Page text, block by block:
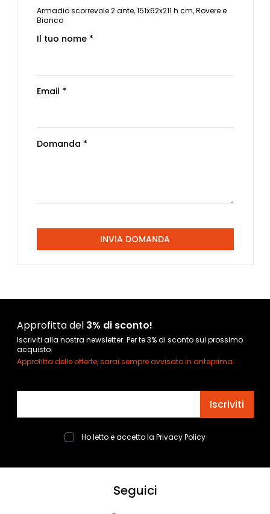
Armadio scorrevole 2 ante, 151x62x211 h cm, Rovere e
Bianco
Il tuo nome *
Email *
Domanda *
INVIA DOMANDA
Approfitta del 3% di sconto!
Iscriviti alla nostra newsletter. Per te 3% di sconto sul prossimo
acquisto.
Approfitta delle offerte, sarai sempre avvisato in anteprima.
Iscriviti
Ho letto e accetto la Privacy Policy
Seguici